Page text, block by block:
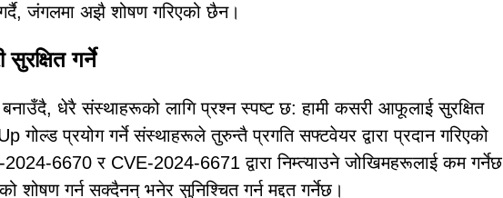
जंगलमा अझै शोषण गरिएको छैन।
गर्ने
धेरै संस्थाहरूको लागि प्रश्न स्पष्ट छ: हामी कसरी आफूलाई सुरक्षित
गोल्ड प्रयोग गर्ने संस्थाहरूले तुरुन्तै प्रगति सफ्टवेयर द्वारा प्रदान गरिएको
6670 र CVE-2024-6671 द्वारा निम्त्याउने जोखिमहरूलाई कम गर्नेछ
गर्न सक्दैनन् भनेर सुनिश्चित गर्न मद्दत गर्नेछ।